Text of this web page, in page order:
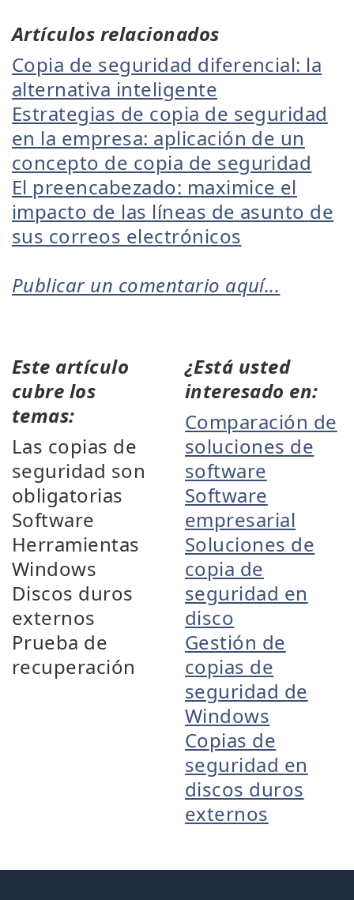
Artículos relacionados
Copia de seguridad diferencial: la
alternativa inteligente
Estrategias de copia de seguridad
en la empresa: aplicación de un
concepto de copia de seguridad
El preencabezado: maximice el
impacto de las líneas de asunto de
sus correos electrónicos
Publicar un comentario aquí...
Este artículo
cubre los
temas:
Las copias de
seguridad son
obligatorias
Software
Herramientas
Windows
Discos duros
externos
Prueba de
recuperación
¿Está usted
interesado en:
Comparación de
soluciones de
software
Software
empresarial
Soluciones de
copia de
seguridad en
disco
Gestión de
copias de
seguridad de
Windows
Copias de
seguridad en
discos duros
externos